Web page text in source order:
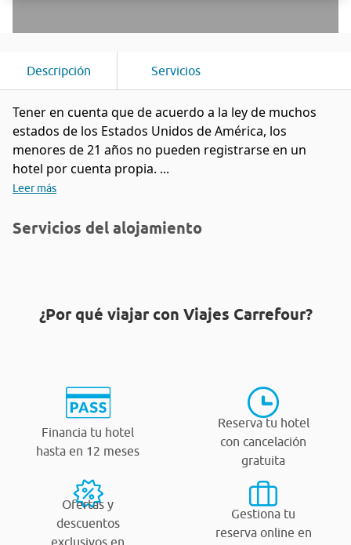
Descripción Servicios
Tener en cuenta que de acuerdo a la ley de muchos
estados de los Estados Unidos de América, los
menores de 21 años no pueden registrarse en un
hotel por cuenta propia. ...
Leer más
Servicios del alojamiento
¿Por qué viajar con Viajes Carrefour?
Financia tu hotel
hasta en 12 meses
Reserva tu hotel
con cancelación
gratuita
Ofertas y
descuentos
exclusivos en
Gestiona tu
reserva online en